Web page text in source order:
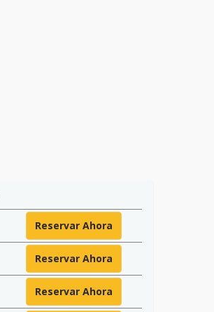
Reservar Ahora
Reservar Ahora
Reservar Ahora